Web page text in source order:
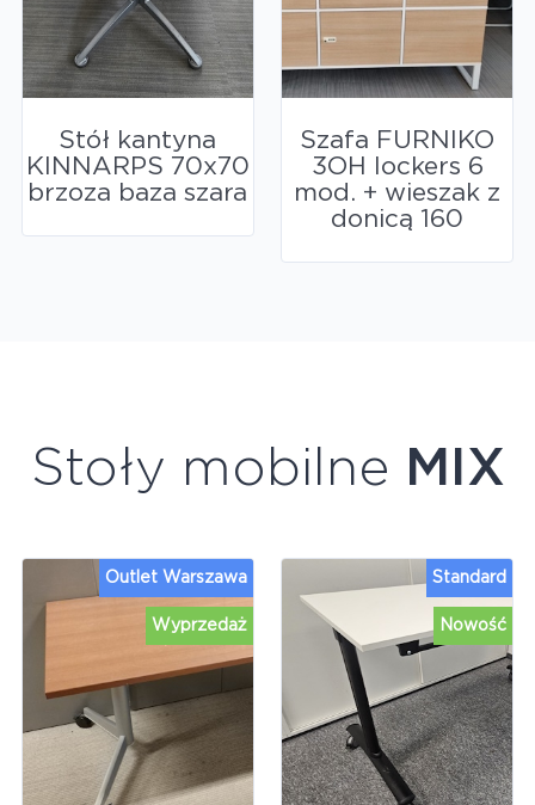
Stół kantyna
KINNARPS 70x70
brzoza baza szara
Szafa FURNIKO
3OH lockers 6
mod. + wieszak z
donicą 160
Stoły mobilne MIX
Wyprzedaż
Outlet Warszawa
Nowość
Standard